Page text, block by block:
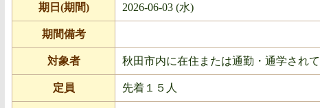
期日(期間) 2026-06-03 (水)
期間備考
対象者 秋田市内に在住または通勤・通学され
定員 先着１５人